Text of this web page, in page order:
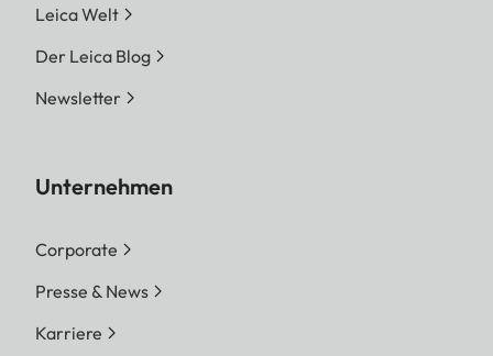
Leica Welt
Der Leica Blog
Newsletter
Unternehmen
Corporate
Presse & News
Karriere